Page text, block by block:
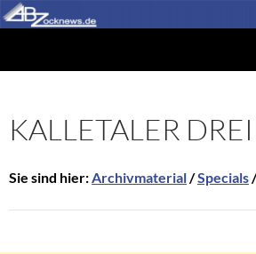
Zum
Inhalt
KALLETALER
Sie sind hier:Archivmaterial/Specials/